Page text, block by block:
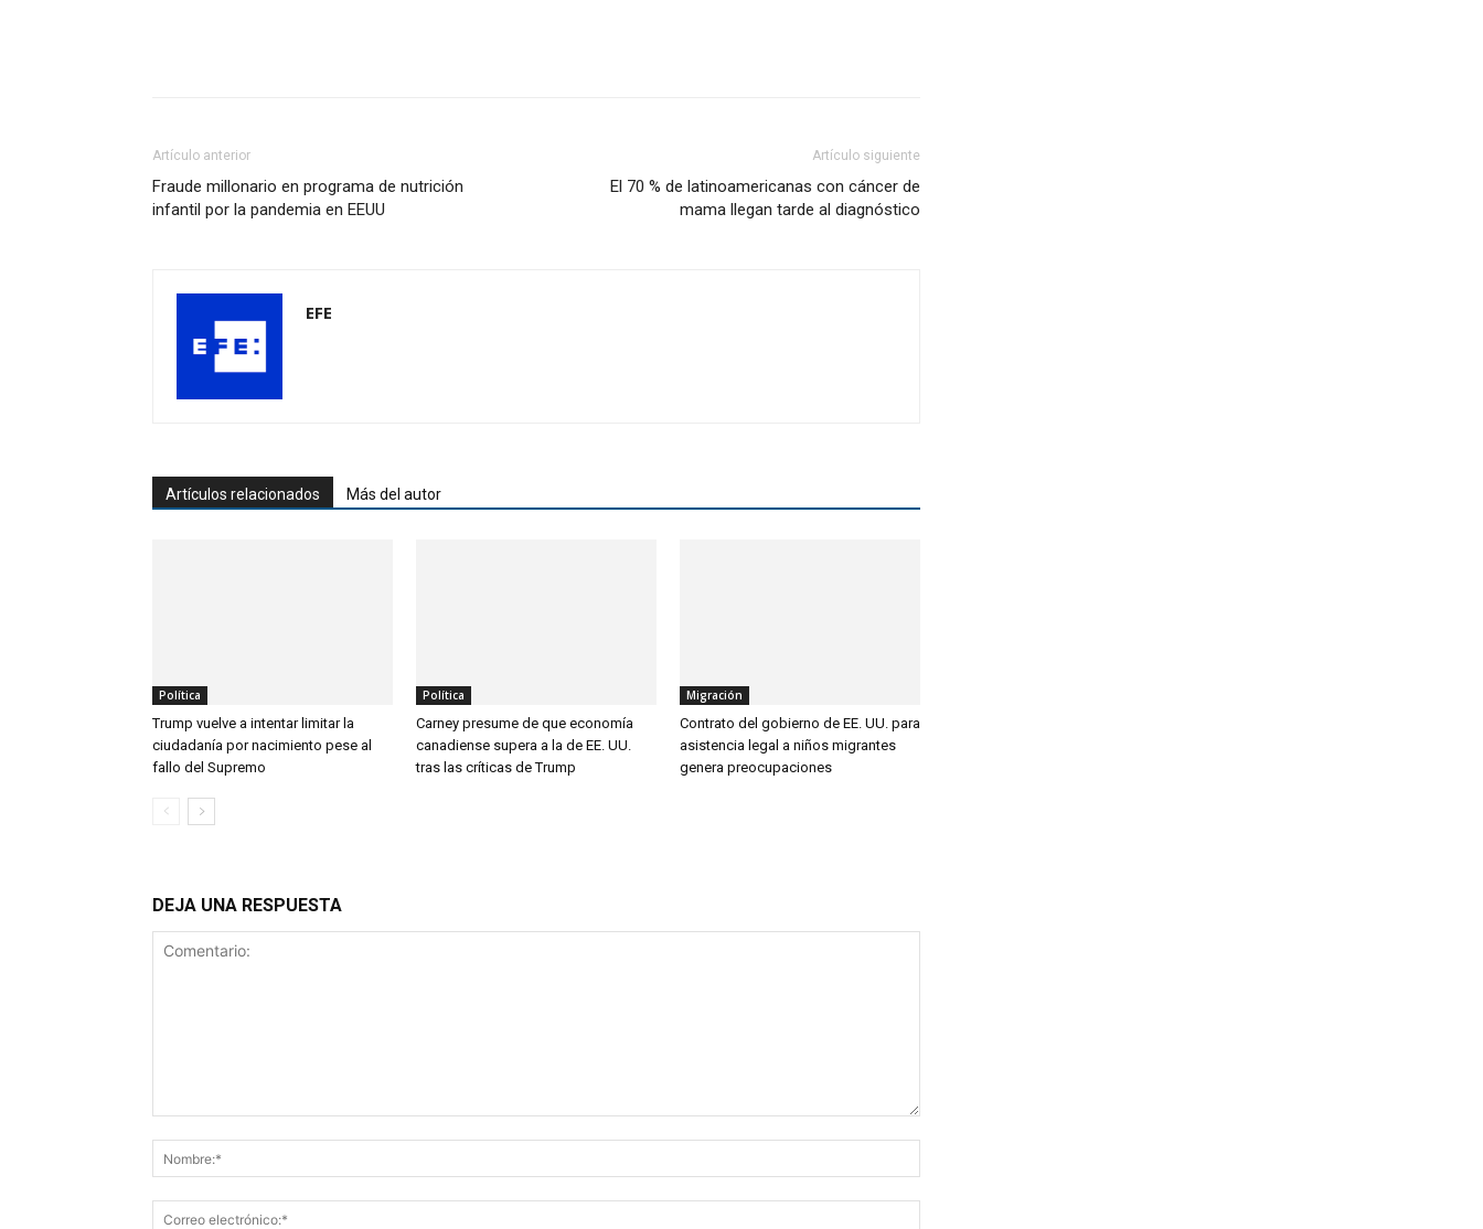
Artículo anterior
Fraude millonario en programa de nutrición
infantil por la pandemia en EEUU
Artículo siguiente
El 70 % de latinoamericanas con cáncer de
mama llegan tarde al diagnóstico
EFE
Artículos relacionados Más del autor
Política
Trump vuelve a intentar limitar la
ciudadanía por nacimiento pese al
fallo del Supremo
Política
Carney presume de que economía
canadiense supera a la de EE. UU.
tras las críticas de Trump
Migración
Contrato del gobierno de EE. UU. para
asistencia legal a niños migrantes
genera preocupaciones
DEJA UNA RESPUESTA